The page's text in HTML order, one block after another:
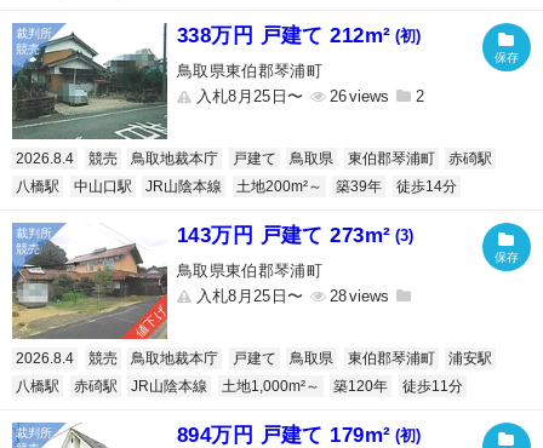
338万円 戸建て 212m² (初)
鳥取県東伯郡琴浦町
入札8月25日〜
26 2
2026.8.4 競売 鳥取地裁本庁 戸建て 鳥取県 東伯郡琴浦町
赤碕駅
八橋駅
中山口駅 JR山陰本線 土地200m²～ 築39年 徒歩14分
値下げ
143万円 戸建て 273m² (3)
鳥取県東伯郡琴浦町
入札8月25日〜
28
2026.8.4 競売 鳥取地裁本庁 戸建て 鳥取県 東伯郡琴浦町
浦安駅
八橋駅
赤碕駅 JR山陰本線 土地1,000m²～ 築120年 徒歩11分
894万円 戸建て 179m² (初)